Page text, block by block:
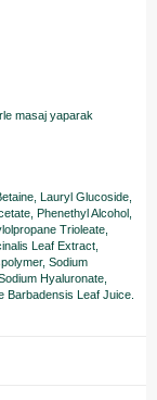
masaj yaparak
Lauryl Glucoside,
Phenethyl Alcohol,
Trioleate,
Leaf Extract,
Sodium
Hyaluronate,
Barbadensis Leaf Juice.